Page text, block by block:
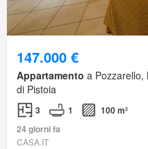
147.000 €
Appartamento a Pozzarello,
di Pistoia
3 1
100 m²
24 giorni fa
CASA.IT